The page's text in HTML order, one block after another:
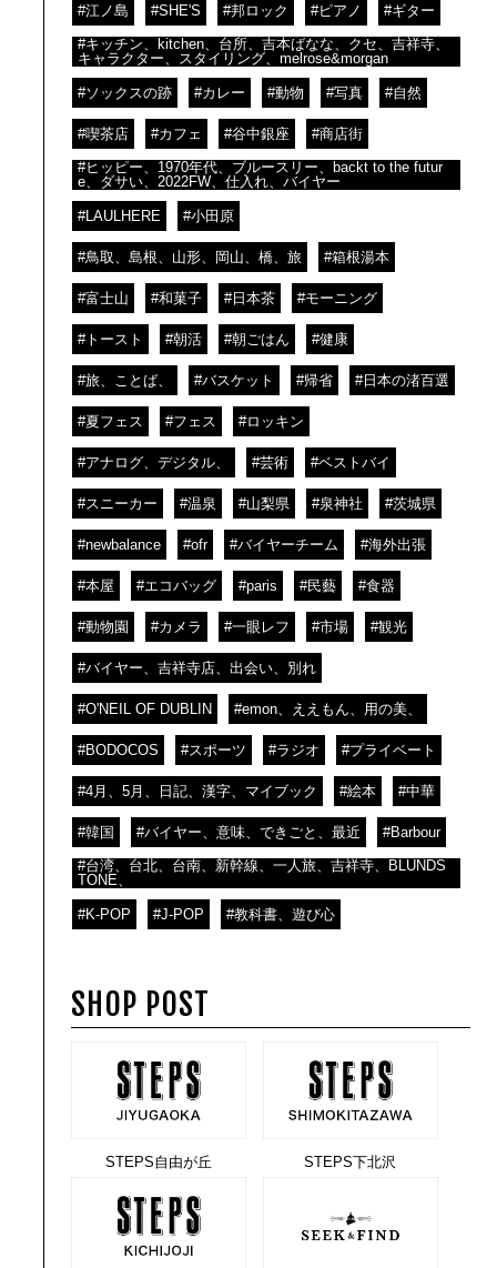
#江ノ島 #SHE'S #邦ロック #ピアノ #ギター
#キッチン、kitchen、台所、吉本ばなな、クセ、吉祥寺、
キャラクター、スタイリング、melrose&morgan
#ソックスの跡 #カレー #動物 #写真 #自然
#喫茶店 #カフェ #谷中銀座 #商店街
#ヒッピー、1970年代、ブルースリー、backt to the futur
e、ダサい、2022FW、仕入れ、バイヤー
#LAULHERE #小田原
#鳥取、島根、山形、岡山、橋、旅 #箱根湯本
#富士山 #和菓子 #日本茶 #モーニング
#トースト #朝活 #朝ごはん #健康
#旅、ことば、 #バスケット #帰省 #日本の渚百選
#夏フェス #フェス #ロッキン
#アナログ、デジタル、 #芸術 #ベストバイ
#スニーカー #温泉 #山梨県 #泉神社 #茨城県
#newbalance #ofr #バイヤーチーム #海外出張
#本屋 #エコバッグ #paris #民藝 #食器
#動物園 #カメラ #一眼レフ #市場 #観光
#バイヤー、吉祥寺店、出会い、別れ
#O'NEIL OF DUBLIN #emon、ええもん、用の美、
#BODOCOS #スポーツ #ラジオ #プライベート
#4月、5月、日記、漢字、マイブック #絵本 #中華
#韓国 #バイヤー、意味、できごと、最近 #Barbour
#台湾、台北、台南、新幹線、一人旅、吉祥寺、BLUNDS
TONE、
#K-POP #J-POP #教科書、遊び心
SHOP POST
STEPS自由が丘 STEPS下北沢